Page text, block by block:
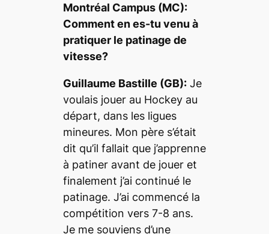
Montréal Campus (MC):
Comment en es-tu venu à
pratiquer le patinage de
vitesse?
Guillaume Bastille (GB):Je
voulais jouer au Hockey au
départ, dans les ligues
mineures. Mon père s’était
dit qu’il fallait que j’apprenne
à patiner avant de jouer et
finalement j’ai continué le
patinage. J’ai commencé la
compétition vers 7-8 ans.
Je me souviens d’une